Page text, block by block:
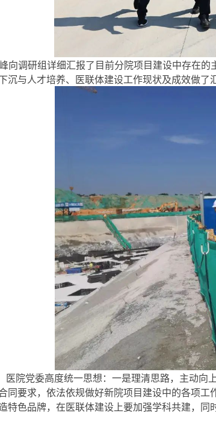
向调研组详细汇报了目前分院项目建设中存在
沉与人才培养、医联体建设工作现状及成效做了
医院党委高度统一思想：一是理清思路，主动向
同要求，依法依规做好新院项目建设中的各项
特色品牌，在医联体建设上要加强学科共建，